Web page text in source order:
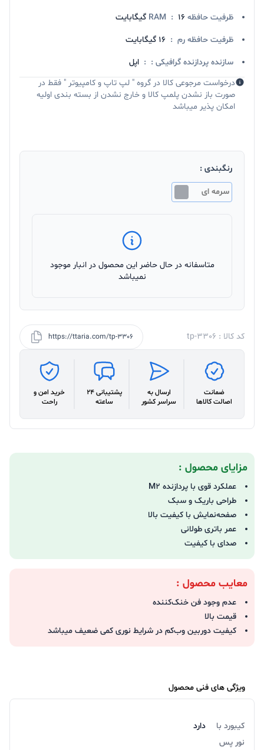
ظرفیت حافظه RAM
: ۱۶ گیگابایت
ظرفیت حافظه رم : 16 گیگابایت
سازنده پردازنده گرافیکی : : اپل
درخواست مرجوعی کالا در گروه " لپ تاپ و کامپیوتر " فقط در
صورت باز نشدن پلمپ کالا و خارج نشدن از بسته بندی اولیه
امکان پذیر میباشد
رنگبندی :
سرمه ای
متاسفانه در حال حاضر این محصول در انبار موجود
نمیباشد
کد کالا : tp-3306 https://ttaria.com/tp-3306
ضمانت
اصالت کالاها
ارسال به
سراسر کشور
پشتیبانی 24
ساعته
خرید امن و
راحت
مزایای محصول :
عملکرد قوی با پردازنده M2
طراحی باریک و سبک
صفحه‌نمایش با کیفیت بالا
عمر باتری طولانی
صدای با کیفیت
معایب محصول :
عدم وجود فن خنک‌کننده
قیمت بالا
کیفیت دوربین وب‌کم در شرایط نوری کمی ضعیف میباشد
ویژگی های فنی محصول
کیبورد با
نور پس
دارد